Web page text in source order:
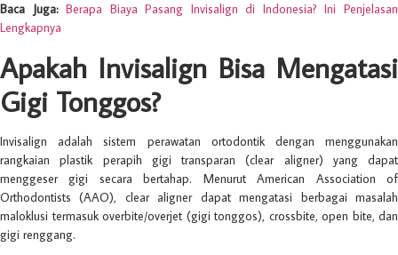
Baca Juga: Berapa Biaya Pasang Invisalign di Indonesia? Ini Penjelasan
Lengkapnya
Apakah Invisalign Bisa Mengatasi
Gigi Tonggos?
Invisalign adalah sistem perawatan ortodontik dengan menggunakan
rangkaian plastik perapih gigi transparan (clear aligner) yang dapat
menggeser gigi secara bertahap. Menurut American Association of
Orthodontists (AAO), clear aligner dapat mengatasi berbagai masalah
maloklusi termasuk overbite/overjet (gigi tonggos), crossbite, open bite, dan
gigi renggang.